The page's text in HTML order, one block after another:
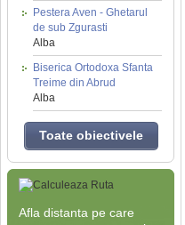
Pestera Aven - Ghetarul
de sub Zgurasti
Alba
Biserica Ortodoxa Sfanta
Treime din Abrud
Alba
Toate obiectivele
Afla distanta pe care